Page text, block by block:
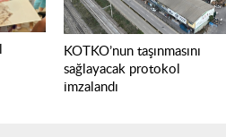
KOTKO’nun taşınmasını
sağlayacak protokol
imzalandı